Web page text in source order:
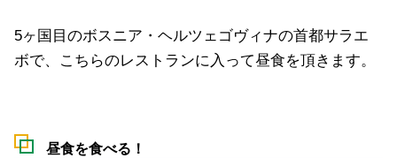
5ヶ国目のボスニア・ヘルツェゴヴィナの首都サラエ
ボで、こちらのレストランに入って昼食を頂きます。
昼食を食べる！